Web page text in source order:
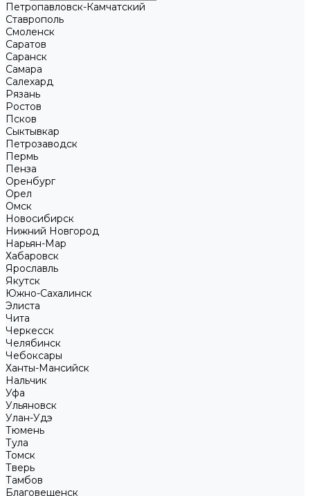
Петропавловск-Камчатский
Ставрополь
Смоленск
Саратов
Саранск
Самара
Салехард
Рязань
Ростов
Псков
Сыктывкар
Петрозаводск
Пермь
Пенза
Оренбург
Орел
Омск
Новосибирск
Нижний Новгород
Нарьян-Мар
Хабаровск
Ярославль
Якутск
Южно-Сахалинск
Элиста
Чита
Черкесск
Челябинск
Чебоксары
Ханты-Мансийск
Нальчик
Уфа
Ульяновск
Улан-Удэ
Тюмень
Тула
Томск
Тверь
Тамбов
Благовещенск